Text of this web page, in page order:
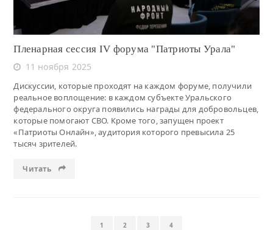
Пленарная сессия IV форума "Патриоты Урала"
11 ноября 2025
Дискуссии, которые проходят на каждом форуме, получили
реальное воплощение: в каждом субъекте Уральского
федерального округа появились награды для добровольцев,
которые помогают СВО. Кроме того, запущен проект
«Патриоты Онлайн», аудитория которого превысила 25
тысяч зрителей.
Читать
1 2 3 4